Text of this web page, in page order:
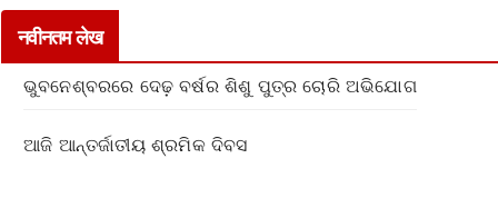
नवीनतम लेख
ଭୁବନେଶ୍ବରରେ ଦେଢ଼ ବର୍ଷର ଶିଶୁ ପୁତ୍ର ଚୋରି ଅଭିଯୋଗ
ଆଜି ଆନ୍ତର୍ଜାତୀୟ ଶ୍ରମିକ ଦିବସ